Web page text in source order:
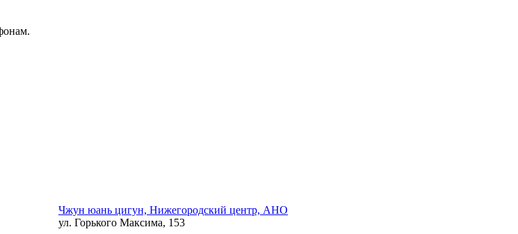
Чжун юань цигун, Нижегородский центр, АНО
ул. Горького Максима, 153